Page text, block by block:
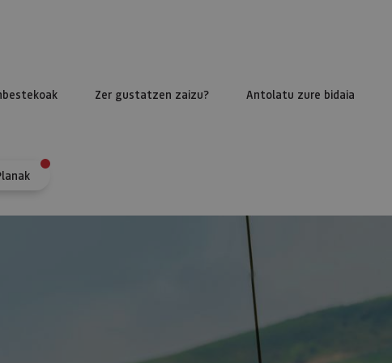
Zer gustatzen zaizu? Antolatu zure bidaia